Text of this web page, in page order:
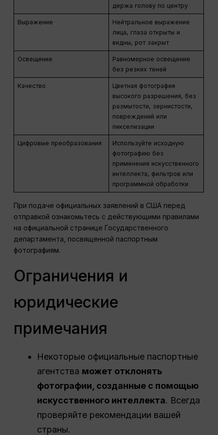
держа голову по центру
Выражение
Нейтральное выражение
лица, глаза открыты и
видны, рот закрыт
Освещение
Равномерное освещение
без резких теней
Качество
Цветная фотография
высокого разрешения, без
размытости, зернистости,
повреждений или
пикселизации
Цифровые преобразования
Используйте исходную
фотографию без
применения искусственного
интеллекта, фильтров или
программной обработки
При подаче официальных заявлений в США перед
отправкой ознакомьтесь с действующими правилами
на официальной странице Государственного
департамента, посвященной паспортным
фотографиям.
Ограничения и
юридические
примечания
Некоторые официальные паспортные
агентства может отклонять
фотографии, созданные с помощью
искусственного интеллекта. Всегда
проверяйте рекомендации вашей
страны.